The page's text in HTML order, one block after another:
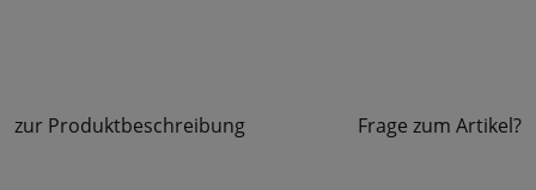
zur Produktbeschreibung Frage zum Artikel?